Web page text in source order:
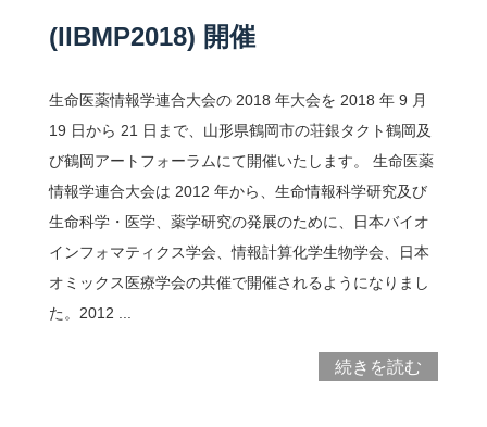
(IIBMP2018) 開催
生命医薬情報学連合大会の 2018 年大会を 2018 年 9 月
19 日から 21 日まで、山形県鶴岡市の荘銀タクト鶴岡及
び鶴岡アートフォーラムにて開催いたします。 生命医薬
情報学連合大会は 2012 年から、生命情報科学研究及び
生命科学・医学、薬学研究の発展のために、日本バイオ
インフォマティクス学会、情報計算化学生物学会、日本
オミックス医療学会の共催で開催されるようになりまし
た。2012 ...
続きを読む